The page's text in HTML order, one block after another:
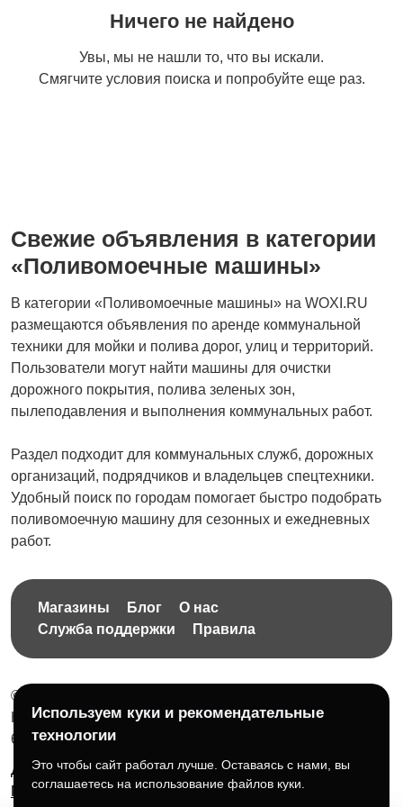
Ничего не найдено
Увы, мы не нашли то, что вы искали.
Смягчите условия поиска и попробуйте еще раз.
Свежие объявления в категории
«Поливомоечные машины»
В категории «Поливомоечные машины» на WOXI.RU
размещаются объявления по аренде коммунальной
техники для мойки и полива дорог, улиц и территорий.
Пользователи могут найти машины для очистки
дорожного покрытия, полива зеленых зон,
пылеподавления и выполнения коммунальных работ.
Раздел подходит для коммунальных служб, дорожных
организаций, подрядчиков и владельцев спецтехники.
Удобный поиск по городам помогает быстро подобрать
поливомоечную машину для сезонных и ежедневных
работ.
Магазины Блог
О нас
Служба поддержки
Правила
© 2026 Бесплатная доска объявлений без ограничений
НПД Краснорудская Анастасия Игоревна, ИНН:
614404606809
Документы и правила платформы
Для бизнеса
Партнёрам
Roadmap ☕ Поддержать проект
Используем куки и рекомендательные
технологии
Это чтобы сайт работал лучше. Оставаясь с нами, вы
соглашаетесь на использование файлов куки.